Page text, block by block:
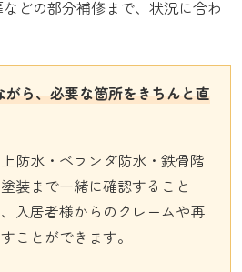
どの部分補修まで、状況に合わ
ら、必要な箇所をきちんと直
防水・ベランダ防水・鉄骨階
装まで一緒に確認すること
入居者様からのクレームや再
ことができます。